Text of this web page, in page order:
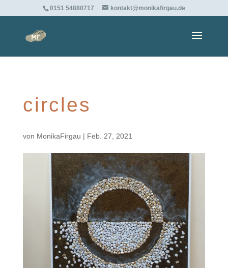
0151 54880717 kontakt@monikafirgau.de
circles
von MonikaFirgau | Feb. 27, 2021